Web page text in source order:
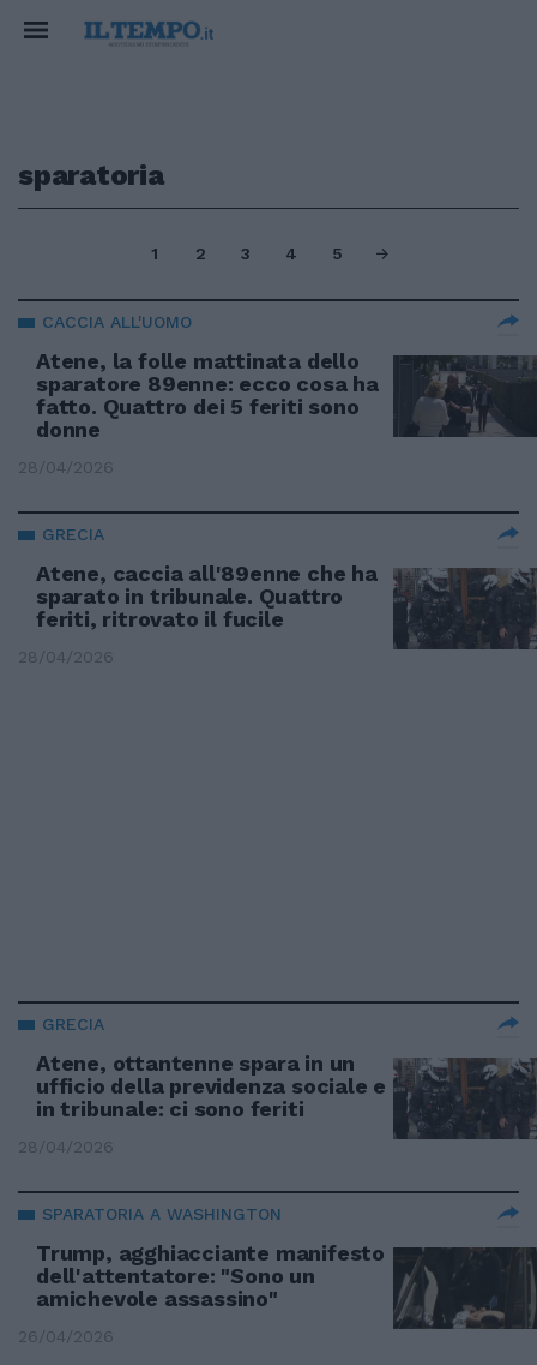
sparatoria
1 2 3 4 5
CACCIA ALL'UOMO
Atene, la folle mattinata dello
sparatore 89enne: ecco cosa ha
fatto. Quattro dei 5 feriti sono
donne
28/04/2026
GRECIA
Atene, caccia all'89enne che ha
sparato in tribunale. Quattro
feriti, ritrovato il fucile
28/04/2026
GRECIA
Atene, ottantenne spara in un
ufficio della previdenza sociale e
in tribunale: ci sono feriti
28/04/2026
SPARATORIA A WASHINGTON
Trump, agghiacciante manifesto
dell'attentatore: "Sono un
amichevole assassino"
26/04/2026